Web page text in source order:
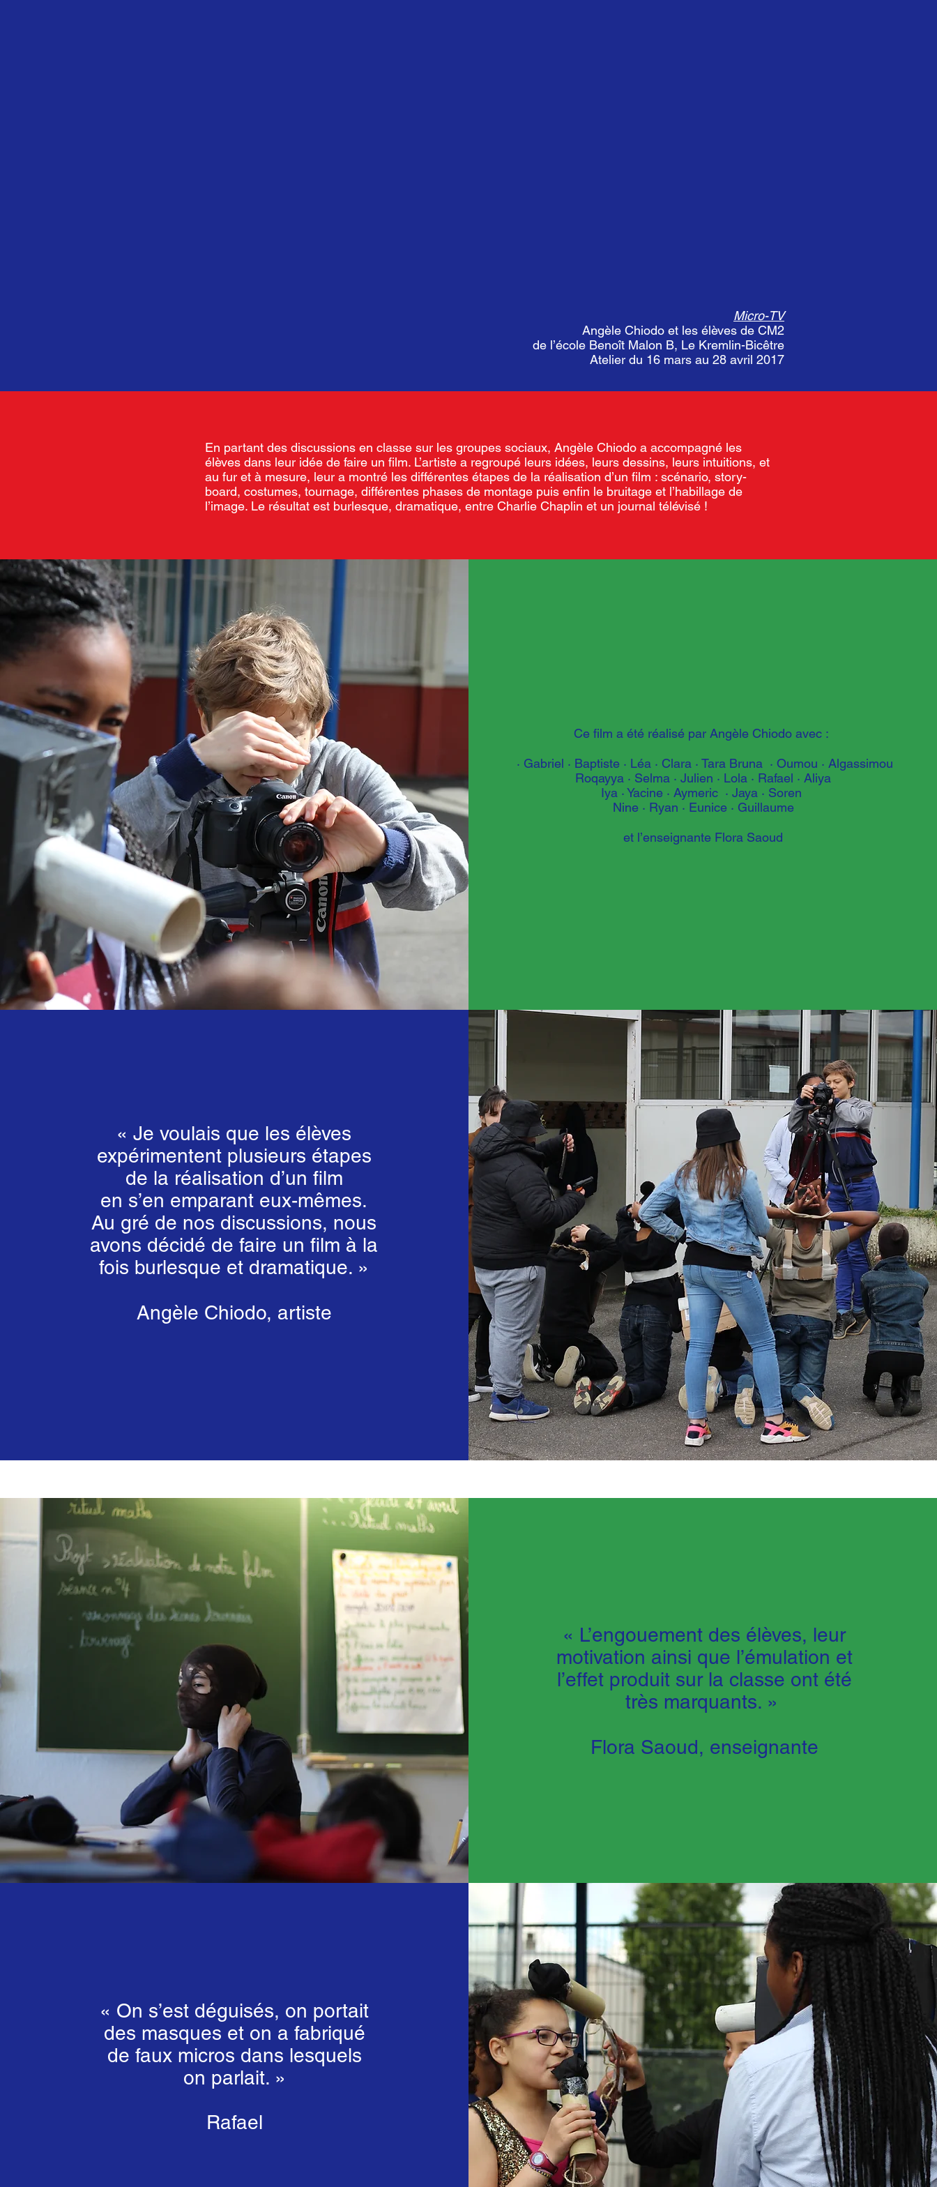
Micro-TV
Angèle Chiodo et les élèves de CM2
de l’école Benoît Malon B, Le Kremlin-Bicêtre
Atelier du 16 mars au 28 avril 2017
En partant des discussions en classe sur les groupes sociaux, Angèle Chiodo a accompagné les
élèves dans leur idée de faire un film. L’artiste a regroupé leurs idées, leurs dessins, leurs intuitions, et
au fur et à mesure, leur a montré les différentes étapes de la réalisation d’un film : scénario, story-
board, costumes, tournage, différentes phases de montage puis enfin le bruitage et l’habillage de
l’image. Le résultat est burlesque, dramatique, entre Charlie Chaplin et un journal télévisé !
Ce film a été réalisé par Angèle Chiodo avec :
· Gabriel · Baptiste · Léa · Clara · Tara Bruna · Oumou · Algassimou
Roqayya · Selma · Julien · Lola · Rafael · Aliya
Iya · Yacine · Aymeric · Jaya · Soren
Nine · Ryan · Eunice · Guillaume
et l’enseignante Flora Saoud
« Je voulais que les élèves
expérimentent plusieurs étapes
de la réalisation d’un film
en s’en emparant eux-mêmes.
Au gré de nos discussions, nous
avons décidé de faire un film à la
fois burlesque et dramatique. »
Angèle Chiodo, artiste
« L’engouement des élèves, leur
motivation ainsi que l’émulation et
l’effet produit sur la classe ont été
très marquants. »
Flora Saoud, enseignante
« On s’est déguisés, on portait
des masques et on a fabriqué
de faux micros dans lesquels
on parlait. »
Rafael